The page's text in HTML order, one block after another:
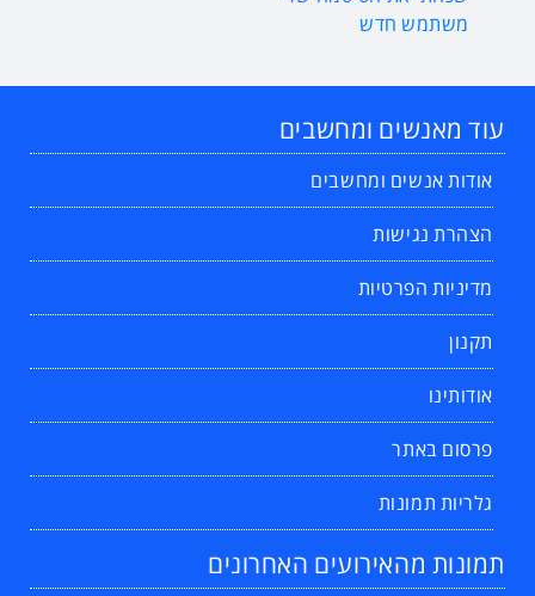
משתמש חדש
עוד מאנשים ומחשבים
אודות אנשים ומחשבים
הצהרת נגישות
מדיניות הפרטיות
תקנון
אודותינו
פרסום באתר
גלריות תמונות
תמונות מהאירועים האחרונים